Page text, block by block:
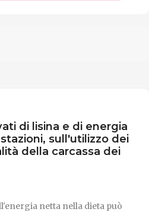
di lisina e di energia
sull'utilizzo dei
della carcassa dei
netta nella dieta può